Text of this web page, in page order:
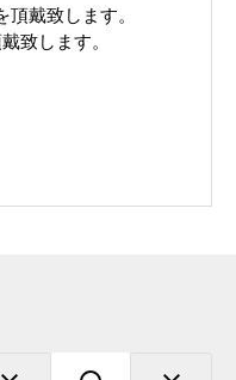
頂戴致します。
致します。